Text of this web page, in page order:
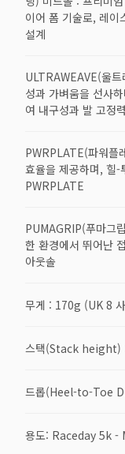
이어 폼 기술로, 레이
설계
ULTRAWEAVE(울
성과 가벼움을 선사
여 내구성과 발 고정
PWRPLATE(파워플
효율을 제공하며, 힐-
PWRPLATE
PUMAGRIP(푸마그
한 환경에서 뛰어난
아웃솔
무게 : 170g (UK 8
스택(Stack
드롭(Heel-to-Toe
용도: Raceday 5k